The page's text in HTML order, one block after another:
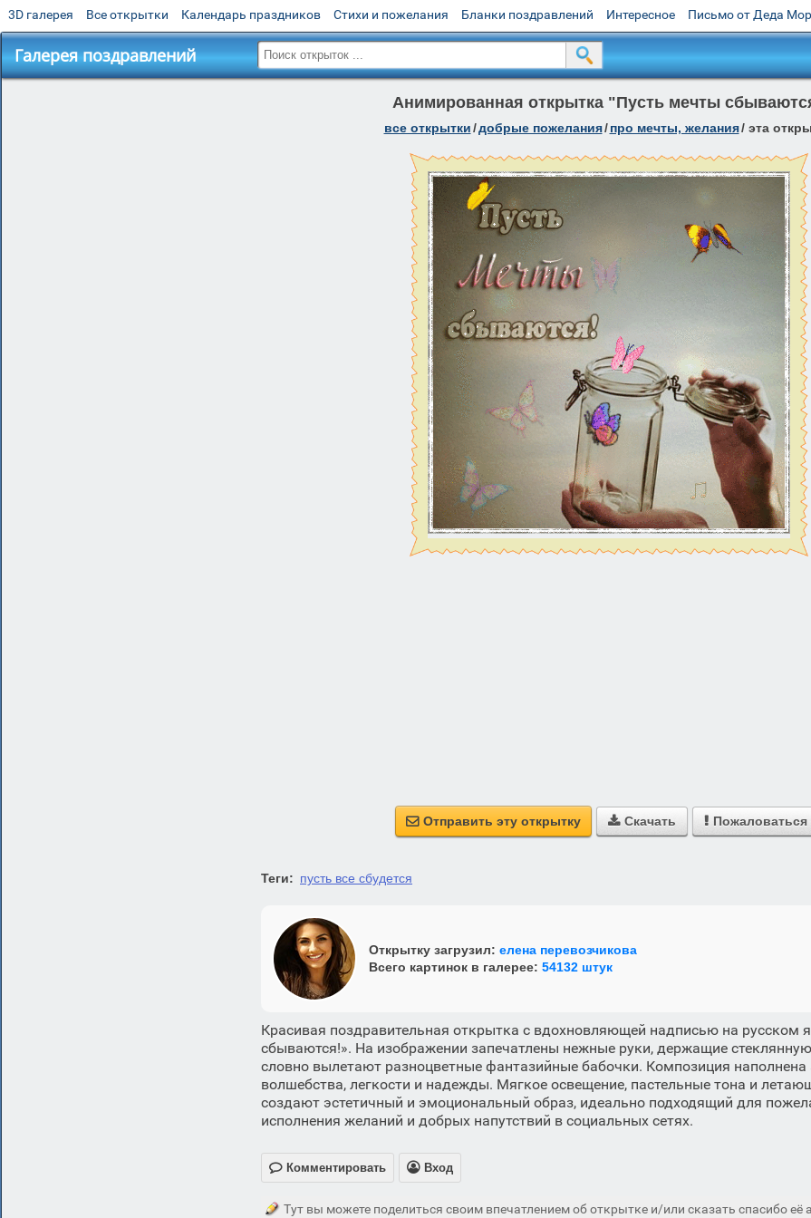
3D галерея Все открытки Календарь праздников Стихи и пожелания Бланки поздравлений Интересное Письмо от Деда
Галерея поздравлений
Анимированная открытка "Пусть мечты
все открытки/добрые пожелания/ про мечты, желания/ эта
 Отправить эту открытку  Скачать  Пожаловаться
Теги: пусть все сбудется
Открытку загрузил: елена перевозчикова
Всего картинок в галерее: 54132 штук
Красивая поздравительная открытка с вдохновляющей надписью на русском
сбываются!». На изображении запечатлены нежные руки, держащие
словно вылетают разноцветные фантазийные бабочки. Композиция
волшебства, легкости и надежды. Мягкое освещение, пастельные тона и
создают эстетичный и эмоциональный образ, идеально подходящий для
исполнения желаний и добрых напутствий в социальных сетях.
 Комментировать  Вход
Тут вы можете поделиться своим впечатлением об открытке и/или сказать спасибо её